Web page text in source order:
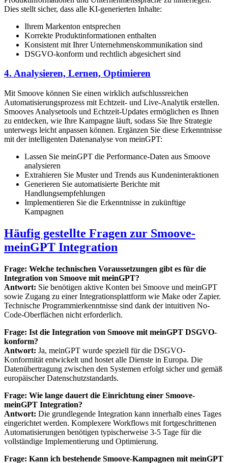
Dies stellt sicher, dass alle KI-generierten Inhalte:
Ihrem Markenton entsprechen
Korrekte Produktinformationen enthalten
Konsistent mit Ihrer Unternehmenskommunikation sind
DSGVO-konform und rechtlich abgesichert sind
4. Analysieren, Lernen, Optimieren
Mit Smoove können Sie einen wirklich aufschlussreichen
Automatisierungsprozess mit Echtzeit- und Live-Analytik erstellen.
Smooves Analysetools und Echtzeit-Updates ermöglichen es Ihnen
zu entdecken, wie Ihre Kampagne läuft, sodass Sie Ihre Strategie
unterwegs leicht anpassen können. Ergänzen Sie diese Erkenntnisse
mit der intelligenten Datenanalyse von meinGPT:
Lassen Sie meinGPT die Performance-Daten aus Smoove
analysieren
Extrahieren Sie Muster und Trends aus Kundeninteraktionen
Generieren Sie automatisierte Berichte mit
Handlungsempfehlungen
Implementieren Sie die Erkenntnisse in zukünftige
Kampagnen
Häufig gestellte Fragen zur Smoove-
meinGPT Integration
Frage: Welche technischen Voraussetzungen gibt es für die
Integration von Smoove mit meinGPT?
Antwort: Sie benötigen aktive Konten bei Smoove und meinGPT
sowie Zugang zu einer Integrationsplattform wie Make oder Zapier.
Technische Programmierkenntnisse sind dank der intuitiven No-
Code-Oberflächen nicht erforderlich.
Frage: Ist die Integration von Smoove mit meinGPT DSGVO-
konform?
Antwort: Ja, meinGPT wurde speziell für die DSGVO-
Konformität entwickelt und hostet alle Dienste in Europa. Die
Datenübertragung zwischen den Systemen erfolgt sicher und gemäß
europäischer Datenschutzstandards.
Frage: Wie lange dauert die Einrichtung einer Smoove-
meinGPT Integration?
Antwort: Die grundlegende Integration kann innerhalb eines Tages
eingerichtet werden. Komplexere Workflows mit fortgeschrittenen
Automatisierungen benötigen typischerweise 3-5 Tage für die
vollständige Implementierung und Optimierung.
Frage: Kann ich bestehende Smoove-Kampagnen mit meinGPT